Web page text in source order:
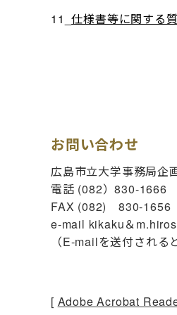
11_仕様書等に関する
お問い合わせ
広島市立大学事務局企
電話 (082）830-1666
FAX (082) 830‐1656
e-mail kikaku＆
（E-mailを送付される
[ Adobe Acrobat